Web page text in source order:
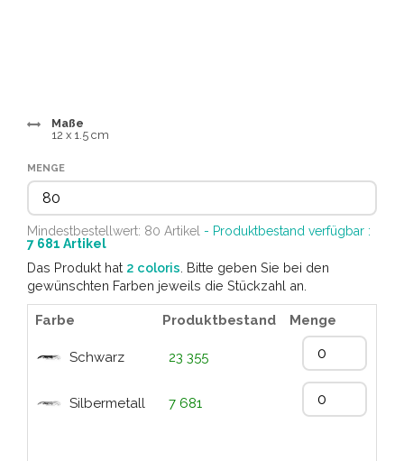
Maße
12 x 1.5 cm
MENGE
Mindestbestellwert: 80 Artikel - Produktbestand verfügbar :
7 681 Artikel
Das Produkt hat 2 coloris . Bitte geben Sie bei den
gewünschten Farben jeweils die Stückzahl an.
Farbe Produktbestand Menge
Schwarz 23 355
Silbermetall 7 681